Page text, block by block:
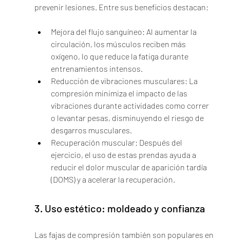
prevenir lesiones. Entre sus beneficios destacan:
Mejora del flujo sanguíneo: Al aumentar la
circulación, los músculos reciben más
oxígeno, lo que reduce la fatiga durante
entrenamientos intensos.
Reducción de vibraciones musculares: La
compresión minimiza el impacto de las
vibraciones durante actividades como correr
o levantar pesas, disminuyendo el riesgo de
desgarros musculares.
Recuperación muscular: Después del
ejercicio, el uso de estas prendas ayuda a
reducir el dolor muscular de aparición tardía
(DOMS) y a acelerar la recuperación.
3. Uso estético: moldeado y confianza
Las fajas de compresión también son populares en